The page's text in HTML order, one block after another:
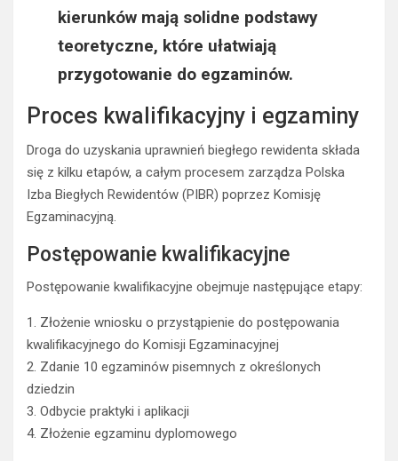
kierunków mają solidne podstawy
teoretyczne, które ułatwiają
przygotowanie do egzaminów.
Proces kwalifikacyjny i egzaminy
Droga do uzyskania uprawnień biegłego rewidenta składa
się z kilku etapów, a całym procesem zarządza Polska
Izba Biegłych Rewidentów (PIBR) poprzez Komisję
Egzaminacyjną.
Postępowanie kwalifikacyjne
Postępowanie kwalifikacyjne obejmuje następujące etapy:
1. Złożenie wniosku o przystąpienie do postępowania
kwalifikacyjnego do Komisji Egzaminacyjnej
2. Zdanie 10 egzaminów pisemnych z określonych
dziedzin
3. Odbycie praktyki i aplikacji
4. Złożenie egzaminu dyplomowego